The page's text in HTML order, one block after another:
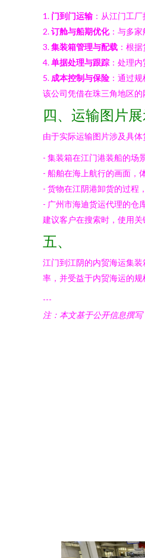
1. 门到门运输 ：从江门工
2.订舱与船期优化：与多家
3.集装箱管理与配载 ：根
4.单据处理与跟踪 ：处理
5. 成本控制与保险 ：通过
该公司凭借在珠三角地区
四、运输图片
由于实际运输图片涉及具
- 集装箱在江门港装船的场
- 船舶在海上航行的画面，
- 货物在江阴港卸货的过程
- 广州市海迪货运代理的仓
建议客户在搜索时，使用
五、
江门到江阴的内贸海运集
率，并受益于内贸海运的
---
注：本文基于公开信息撰